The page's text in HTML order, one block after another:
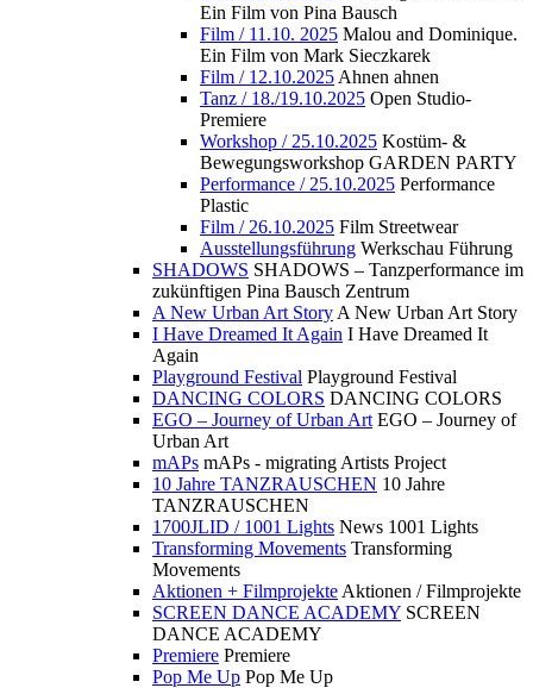
Ein Film von Pina Bausch
Film / 11.10. 2025 Malou and Dominique.
Ein Film von Mark Sieczkarek
Film / 12.10.2025 Ahnen ahnen
Tanz / 18./19.10.2025 Open Studio-
Premiere
Workshop / 25.10.2025 Kostüm- &
Bewegungsworkshop GARDEN PARTY
Performance / 25.10.2025 Performance
Plastic
Film / 26.10.2025 Film Streetwear
Ausstellungsführung Werkschau Führung
SHADOWS SHADOWS – Tanzperformance im
zukünftigen Pina Bausch Zentrum
A New Urban Art Story A New Urban Art Story
I Have Dreamed It Again I Have Dreamed It
Again
Playground Festival Playground Festival
DANCING COLORS DANCING COLORS
EGO – Journey of Urban Art EGO – Journey of
Urban Art
mAPs mAPs - migrating Artists Project
10 Jahre TANZRAUSCHEN 10 Jahre
TANZRAUSCHEN
1700JLID / 1001 Lights News 1001 Lights
Transforming Movements Transforming
Movements
Aktionen + Filmprojekte Aktionen / Filmprojekte
SCREEN DANCE ACADEMY SCREEN
DANCE ACADEMY
Premiere Premiere
Pop Me Up Pop Me Up